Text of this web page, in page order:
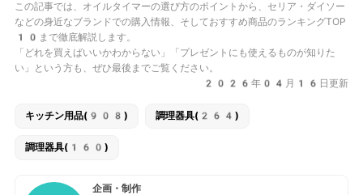
この記事では、オイルタイマーの選び方のポイントから、セリア・ダイソー
などの身近なブランドでの購入情報、そしておすすめ商品のランキングTOP
10まで徹底解説します。
「どれを買えばいいかわからない」「プレゼントにも使えるものが知りた
い」という方も、ぜひ最後までご覧ください。
2026年04月16日更新
キッチン用品(908) 調理器具(264)
調理器具(160)
企画・制作